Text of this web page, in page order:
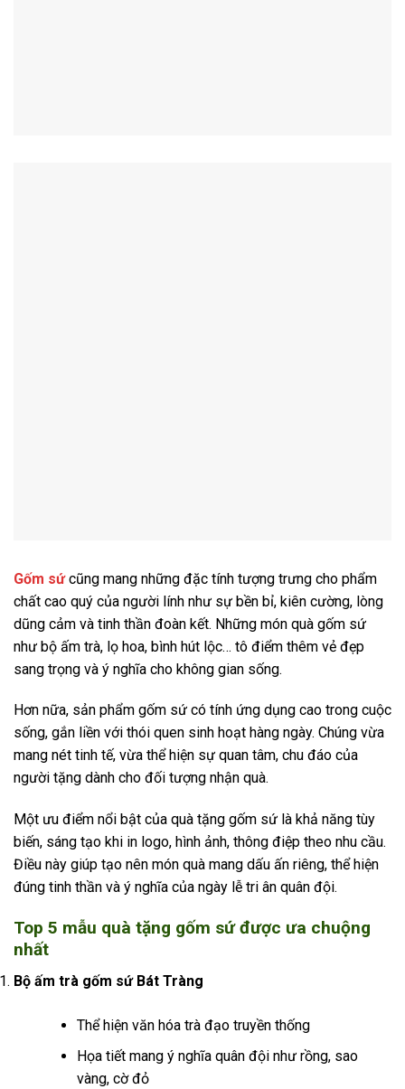
Gốm sứcũng mang những đặc tính tượng trưng cho phẩm
chất cao quý của người lính như sự bền bỉ, kiên cường, lòng
dũng cảm và tinh thần đoàn kết. Những món quà gốm sứ
như bộ ấm trà, lọ hoa, bình hút lộc… tô điểm thêm vẻ đẹp
sang trọng và ý nghĩa cho không gian sống.
Hơn nữa, sản phẩm gốm sứ có tính ứng dụng cao trong cuộc
sống, gắn liền với thói quen sinh hoạt hàng ngày. Chúng vừa
mang nét tinh tế, vừa thể hiện sự quan tâm, chu đáo của
người tặng dành cho đối tượng nhận quà.
Một ưu điểm nổi bật của quà tặng gốm sứ là khả năng tùy
biến, sáng tạo khi in logo, hình ảnh, thông điệp theo nhu cầu.
Điều này giúp tạo nên món quà mang dấu ấn riêng, thể hiện
đúng tinh thần và ý nghĩa của ngày lễ tri ân quân đội.
Top 5 mẫu quà tặng gốm sứ được ưa chuộng
nhất
Bộ ấm trà gốm sứ Bát Tràng
Thể hiện văn hóa trà đạo truyền thống
Họa tiết mang ý nghĩa quân đội như rồng, sao
vàng, cờ đỏ